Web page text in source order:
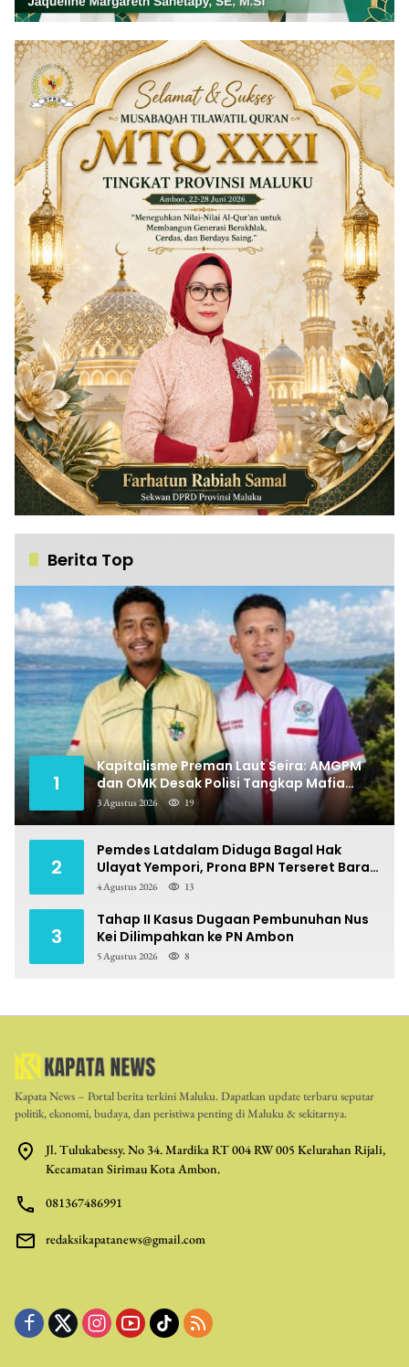
Berita Top
1
Kapitalisme Preman Laut Seira: AMGPM
dan OMK Desak Polisi Tangkap Mafia
Pungli
3 Agustus 2026 19
2
Pemdes Latdalam Diduga Bagal Hak
Ulayat Yempori, Prona BPN Terseret Bara
Sengketa
4 Agustus 2026 13
3
Tahap II Kasus Dugaan Pembunuhan Nus
Kei Dilimpahkan ke PN Ambon
5 Agustus 2026 8
Kapata News – Portal berita terkini Maluku. Dapatkan update terbaru seputar
politik, ekonomi, budaya, dan peristiwa penting di Maluku & sekitarnya.
Jl. Tulukabessy. No 34. Mardika RT 004 RW 005 Kelurahan Rijali,
Kecamatan Sirimau Kota Ambon.
081367486991
redaksikapatanews@gmail.com